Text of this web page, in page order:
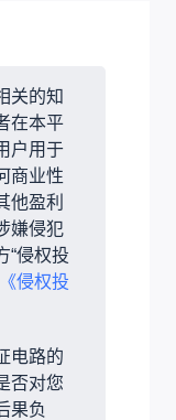
关的知
在本平
户用于
商业性
他盈利
嫌侵犯
“侵权投
《侵权投
电路的
否对您
果负